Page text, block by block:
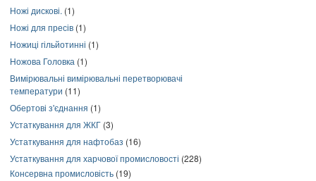
Ножі дискові. (1)
Ножі для пресів (1)
Ножиці гільйотинні (1)
Ножова Головка (1)
Вимірювальні вимірювальні перетворювачі
температури (11)
Обертові з'єднання (1)
Устаткування для ЖКГ (3)
Устаткування для нафтобаз (16)
Устаткування для харчової промисловості (228)
Консервна промисловість (19)